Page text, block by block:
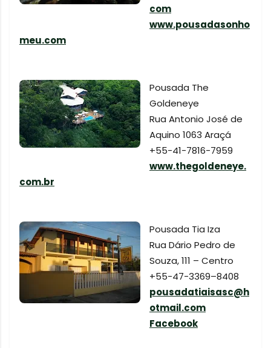
com
www.pousadasonho
meu.com
Pousada The
Goldeneye
Rua Antonio José de
Aquino 1063 Araçá
+55-41-7816-7959
www.thegoldeneye.
com.br
Pousada Tia Iza
Rua Dário Pedro de
Souza, 111 – Centro
+55-47-3369–8408
pousadatiaisasc@h
otmail.com
Facebook